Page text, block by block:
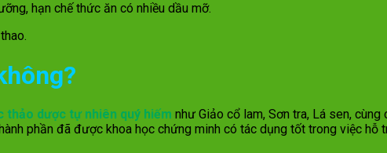
hạn chế thức ăn có nhiều dầu mỡ.
thảo dược tự nhiên quý hiếm như Giảo cổ lam, Sơn tra, Lá sen,
phần đã được khoa học chứng minh có tác dụng tốt trong việc